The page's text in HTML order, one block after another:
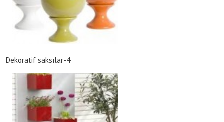
Dekoratif saksılar-4